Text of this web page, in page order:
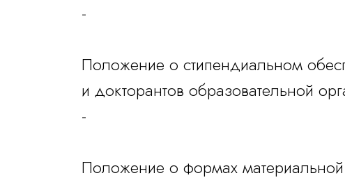
-
Положение о стипендиальном
и докторантов образовательной
-
Положение о формах материальной